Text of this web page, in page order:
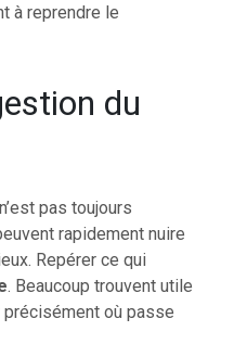
à reprendre le
du
n’est pas toujours
rapidement nuire
Repérer ce qui
. Beaucoup trouvent utile
où passe